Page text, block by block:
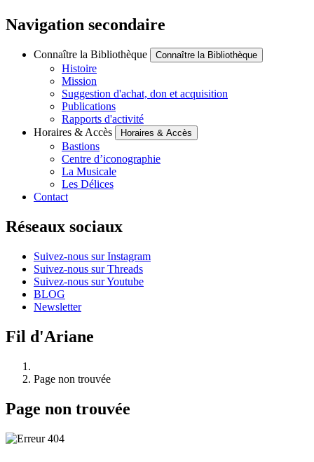
Navigation secondaire
Connaître la Bibliothèque Connaître la Bibliothèque
Histoire
Mission
Suggestion d'achat, don et acquisition
Publications
Rapports d'activité
Horaires & Accès
Horaires & Accès
Bastions
Centre d’iconographie
La Musicale
Les Délices
Contact
Réseaux sociaux
Suivez-nous sur Instagram
Suivez-nous sur Threads
Suivez-nous sur Youtube
BLOG
Newsletter
Fil d'Ariane
Page non trouvée
Page non trouvée